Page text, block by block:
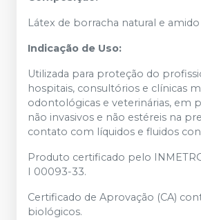
Látex de borracha natural e
Indicação de Uso:
Utilizada para proteção do
hospitais, consultórios e clínicas
odontológicas e veterinárias, em
não invasivos e não estéreis na
contato com líquidos e fluidos
Produto certificado pelo
I 00093-33.
Certificado de Aprovação (CA)
biológicos.